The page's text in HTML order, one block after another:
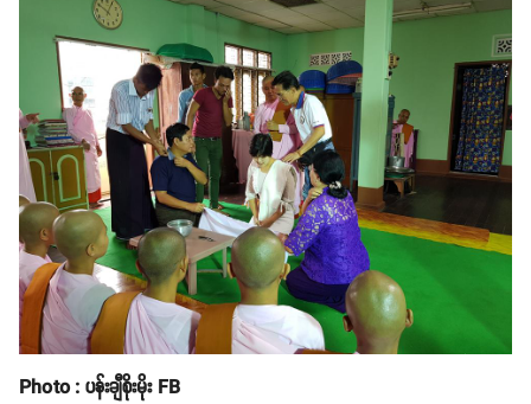
Photo : ပန်းချီစိုးမိုး FB